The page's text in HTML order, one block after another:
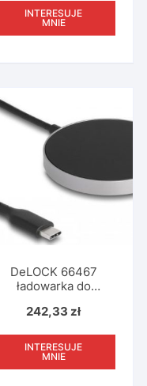
Classic Sm-r720 Sm-
r732 Gear S2 R7200
R720x R732 / Cs-
INTERESUJE
MNIE
DeLOCK 66467
ładowarka do
przenośnych
Czarny USB
Bezprzewodowe
ładowanie Szybkie
242,33zł
INTERESUJE
MNIE